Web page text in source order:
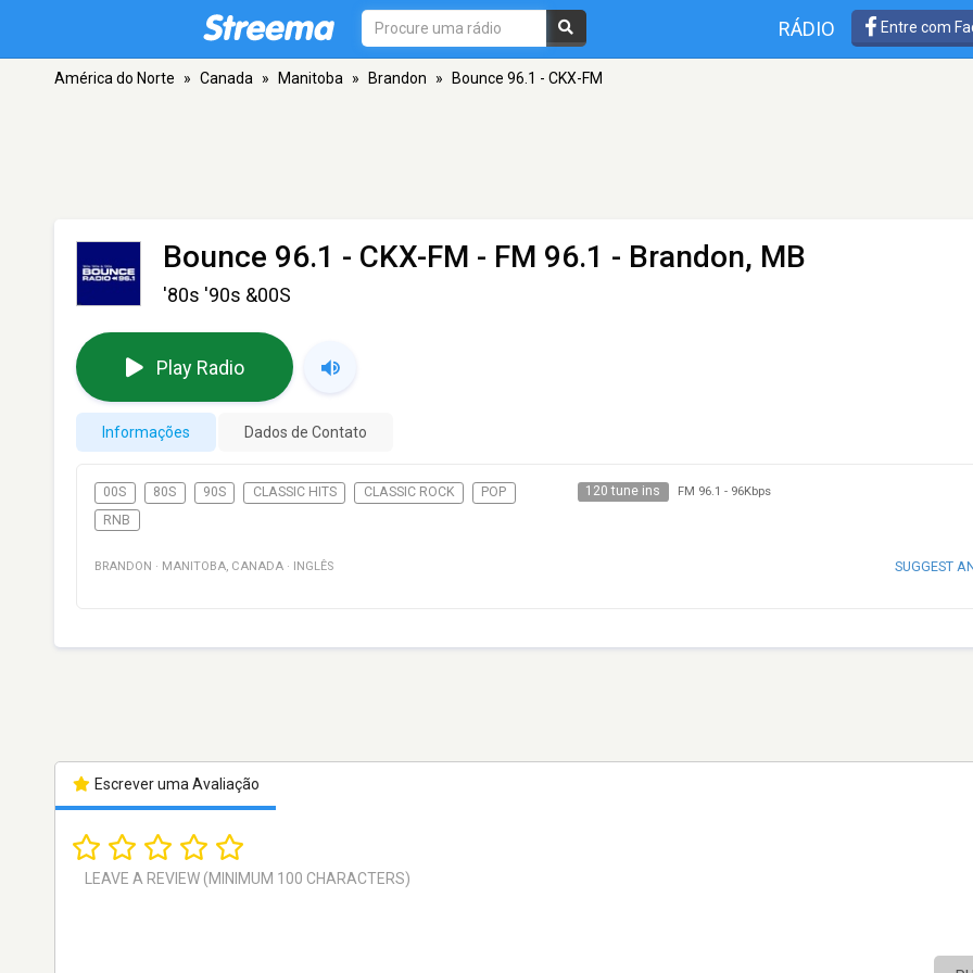
RÁDIO Entre com
América do Norte » Canada » Manitoba » Brandon » Bounce 96.1 - CKX-FM
Bounce 96.1 - CKX-FM - FM 96.1 - Brandon, MB
'80s '90s &00S
Play Radio
Informações Dados de Contato
00S 80S 90S CLASSIC HITS CLASSIC ROCK
POP
RNB
120 tune ins FM 96.1 - 96Kbps
BRANDON · MANITOBA, CANADA · INGLÊS SUGGEST
Escrever uma Avaliação